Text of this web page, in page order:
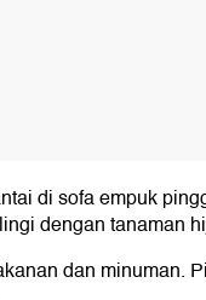
di sofa empuk
dengan tanaman
dan minuman.